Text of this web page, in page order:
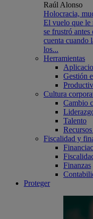
Raúl Alonso
Holocracia,
El vuelo que le
se frustró
cuenta cuando
los...
Herramientas
Gestión
Cultura
Cambio
Talento
Fiscalidad y
Finanzas
Proteger